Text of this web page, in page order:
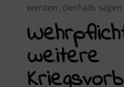
werden. Deshalb
weitere